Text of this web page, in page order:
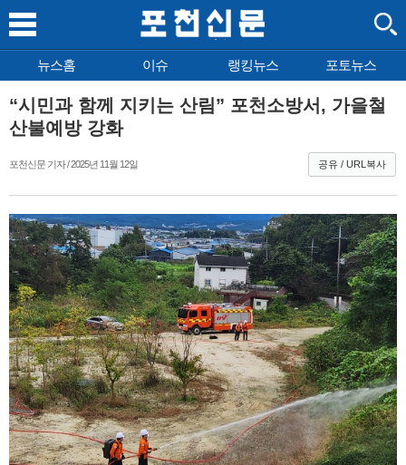
뉴스홈 이슈 랭킹뉴스 포토뉴스
“시민과 함께 지키는 산림” 포천소방서, 가을철
산불예방 강화
포천신문 기자 / 2025년 11월 12일 공유 / URL복사